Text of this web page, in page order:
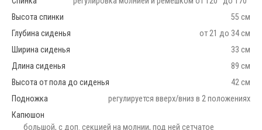
Высота спинки
55 см
Глубина сиденья
от 21 до 34 см
Ширина сиденья
33 см
Длина сиденья
89 см
Высота от пола до сиденья
42 см
Подножка
регулируется вверх/вниз в 2 положениях
Капюшон
большой, с доп. секцией на молнии, под ней сетчатое